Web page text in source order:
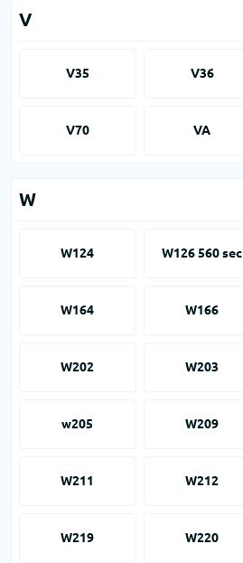
V
V35 V36
V70 VA
W
W124 W126 560 sec
W164 W166
W202 W203
w205 W209
W211 W212
W219 W220